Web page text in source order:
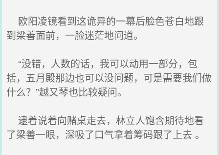
欧阳凌镜看到这诡异的一幕后脸色苍白地跟
到梁善面前，一脸迷茫地问道。
“没错，人数的话，我可以动用一部分，包
括，五月殿那边也可以没问题，可是需要我们做
什么？”越又琴也比较疑问。
逮着说着向赌桌走去，林立人饱含期待地看
了梁善一眼，深吸了口气拿着筹码跟了上去 。